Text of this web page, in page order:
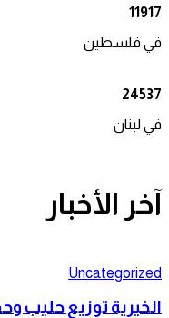
11917
في فلسطين
24537
في لبنان
آخر الأخبار
Uncategorized
الخيرية توزيع حليب